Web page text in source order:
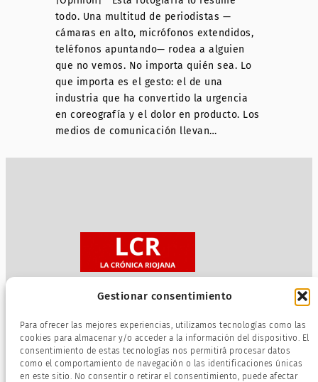
Gestionar consentimiento
Para ofrecer las mejores experiencias, utilizamos tecnologías como las
cookies para almacenar y/o acceder a la información del dispositivo. El
consentimiento de estas tecnologías nos permitirá procesar datos
como el comportamiento de navegación o las identificaciones únicas
en este sitio. No consentir o retirar el consentimiento, puede afectar
todo. Una multitud de periodistas —
cámaras en alto, micrófonos extendidos,
teléfonos apuntando— rodea a alguien
que no vemos. No importa quién sea. Lo
que importa es el gesto: el de una
industria que ha convertido la urgencia
en coreografía y el dolor en producto. Los
medios de comunicación llevan…
Política de privacidad
Términos de servicio
Política de cookies